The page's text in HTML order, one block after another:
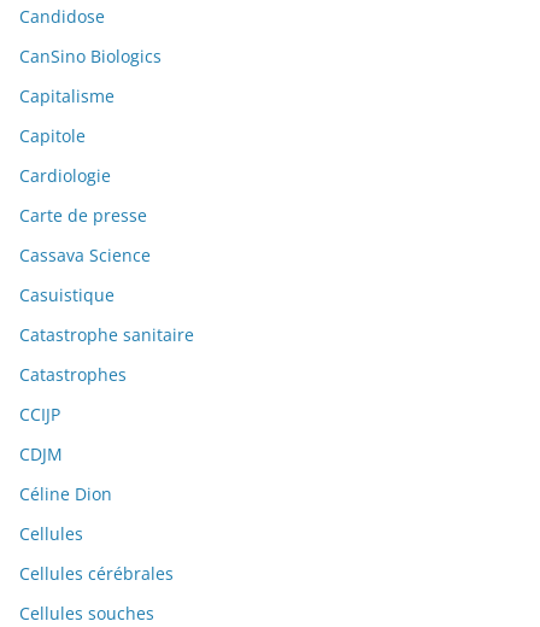
Candidose
CanSino Biologics
Capitalisme
Capitole
Cardiologie
Carte de presse
Cassava Science
Casuistique
Catastrophe sanitaire
Catastrophes
CCIJP
CDJM
Céline Dion
Cellules
Cellules cérébrales
Cellules souches